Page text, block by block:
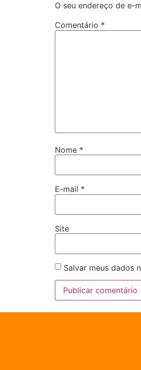
O seu endereço de e-
Comentário *
Nome *
E-mail *
Site
Salvar meus dados